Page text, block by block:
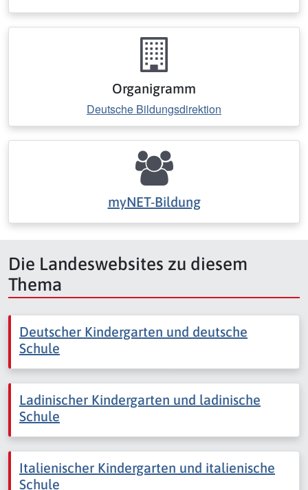
Organigramm
Deutsche Bildungsdirektion
myNET-Bildung
Die Landeswebsites zu diesem
Thema
Deutscher Kindergarten und deutsche
Schule
Ladinischer Kindergarten und ladinische
Schule
Italienischer Kindergarten und italienische
Schule